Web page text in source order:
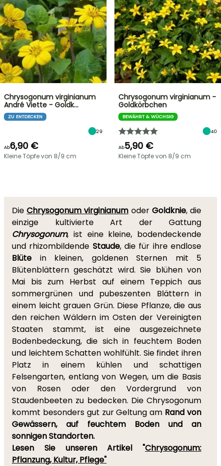
Chrysogonum virginianum
André Viette - Goldk…
ZU ENTDECKEN
29
Ab6,90 €
Kleine Töpfe von 8/9 cm
Chrysogonum virginianum -
Goldkörbchen
BEWÄHRT & WÜCHSIG
40
Ab5,90 €
Kleine Töpfe von 8/9 cm
DieChrysogonum virginianum oder Goldknie, die
einzige kultivierte Art der Gattung
Chrysogonum, ist eine kleine, bodendeckende
und rhizombildende Staude, die für ihre endlose
Blüte in kleinen, goldenen Sternen mit 5
Blütenblättern geschätzt wird. Sie blühen von
Mai bis zum Herbst auf einem Teppich aus
sommergrünen und pubeszenten Blättern in
einem leicht grauen Grün. Diese Pflanze, die aus
den reichen Wäldern im Osten der Vereinigten
Staaten stammt, ist eine ausgezeichnete
Bodenbedeckung, die sich in feuchtem Boden
und leichtem Schatten wohlfühlt. Sie findet ihren
Platz in einem kühlen und schattigen
Felsengarten, entlang von Wegen, um die Basis
von Rosen oder den Vordergrund von
Staudenbeeten zu bedecken. Die Chrysogonum
kommt besonders gut zur Geltung am Rand von
Gewässern, auf feuchtem Boden und an
sonnigen Standorten.
Lesen Sie unseren Artikel "Chrysogonum:
Pflanzung, Kultur, Pflege"